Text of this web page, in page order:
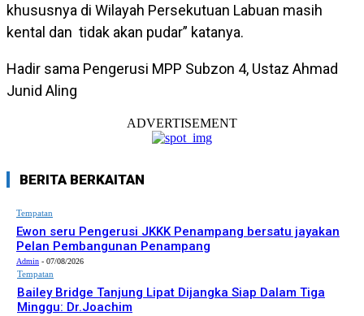
khususnya di Wilayah Persekutuan Labuan masih
kental dan tidak akan pudar” katanya.
Hadir sama Pengerusi MPP Subzon 4, Ustaz Ahmad
Junid Aling
ADVERTISEMENT
BERITA BERKAITAN
Tempatan
Ewon seru Pengerusi JKKK Penampang bersatu jayakan
Pelan Pembangunan Penampang
Admin - 07/08/2026
Tempatan
Bailey Bridge Tanjung Lipat Dijangka Siap Dalam Tiga
Minggu: Dr.Joachim